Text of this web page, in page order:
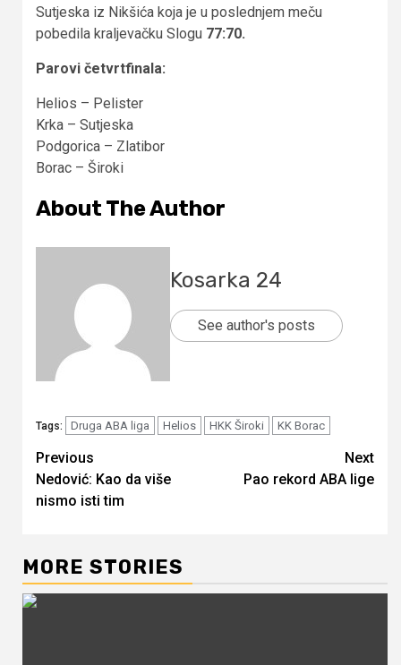
Sutjeska iz Nikšića koja je u poslednjem meču
pobedila kraljevačku Slogu 77:70.
Parovi četvrtfinala:
Helios – Pelister
Krka – Sutjeska
Podgorica – Zlatibor
Borac – Široki
About The Author
Kosarka 24
See author's posts
Tags: Druga ABA liga Helios HKK Široki KK Borac
Continue
Reading
Previous
Nedović: Kao da više
nismo isti tim
Next
Pao rekord ABA lige
MORE STORIES